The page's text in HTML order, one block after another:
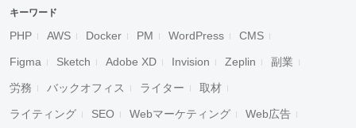
キーワード
PHP AWS Docker PM WordPress CMS
Figma Sketch Adobe XD Invision Zeplin 副業
労務 バックオフィス ライター 取材
ライティング SEO Webマーケティング Web広告